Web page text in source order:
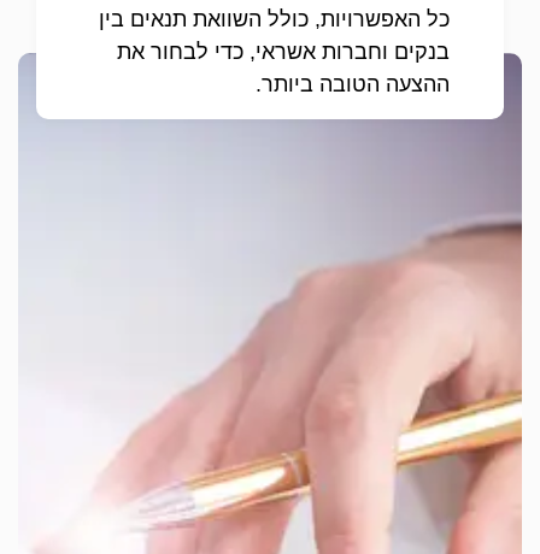
כל האפשרויות, כולל השוואת תנאים בין
בנקים וחברות אשראי, כדי לבחור את
ההצעה הטובה ביותר.